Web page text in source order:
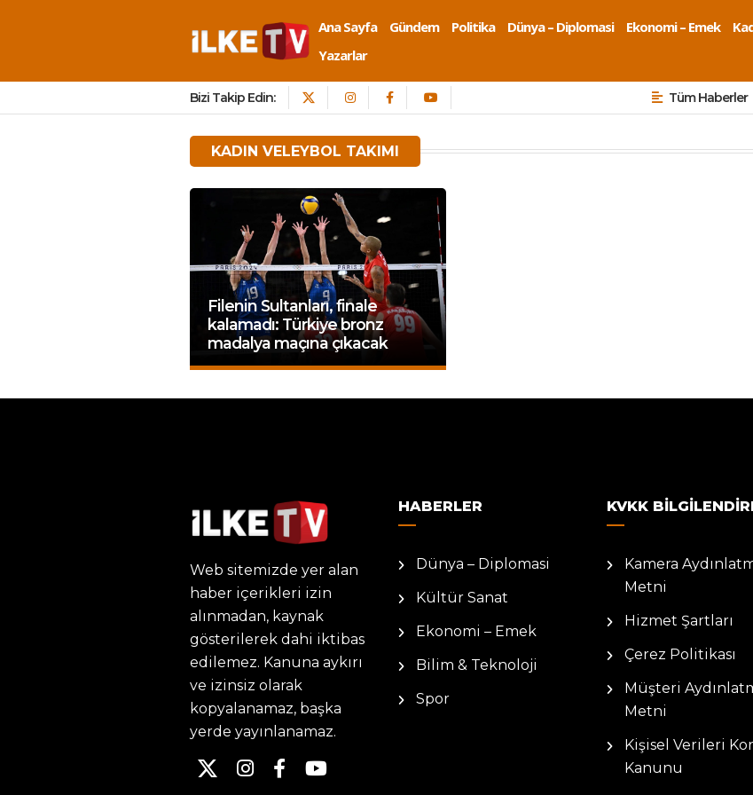
Ana Sayfa Gündem Politika Dünya – Diplomasi Ekonomi – Emek
Yazarlar
Bizi Takip Edin: Tüm Haberler
KADIN VELEYBOL TAKIMI
Filenin Sultanları, finale
kalamadı: Türkiye bronz
madalya maçına çıkacak
Web sitemizde yer alan
haber içerikleri izin
alınmadan, kaynak
gösterilerek dahi iktibas
edilemez. Kanuna aykırı
ve izinsiz olarak
kopyalanamaz, başka
yerde yayınlanamaz.
HABERLER
Dünya – Diplomasi
Kültür Sanat
Ekonomi – Emek
Bilim & Teknoloji
Spor
KVKK
Kamera
Metni
Hizmet Şartları
Çerez Politikası
Müşteri
Metni
Kişisel Verileri
Kanunu